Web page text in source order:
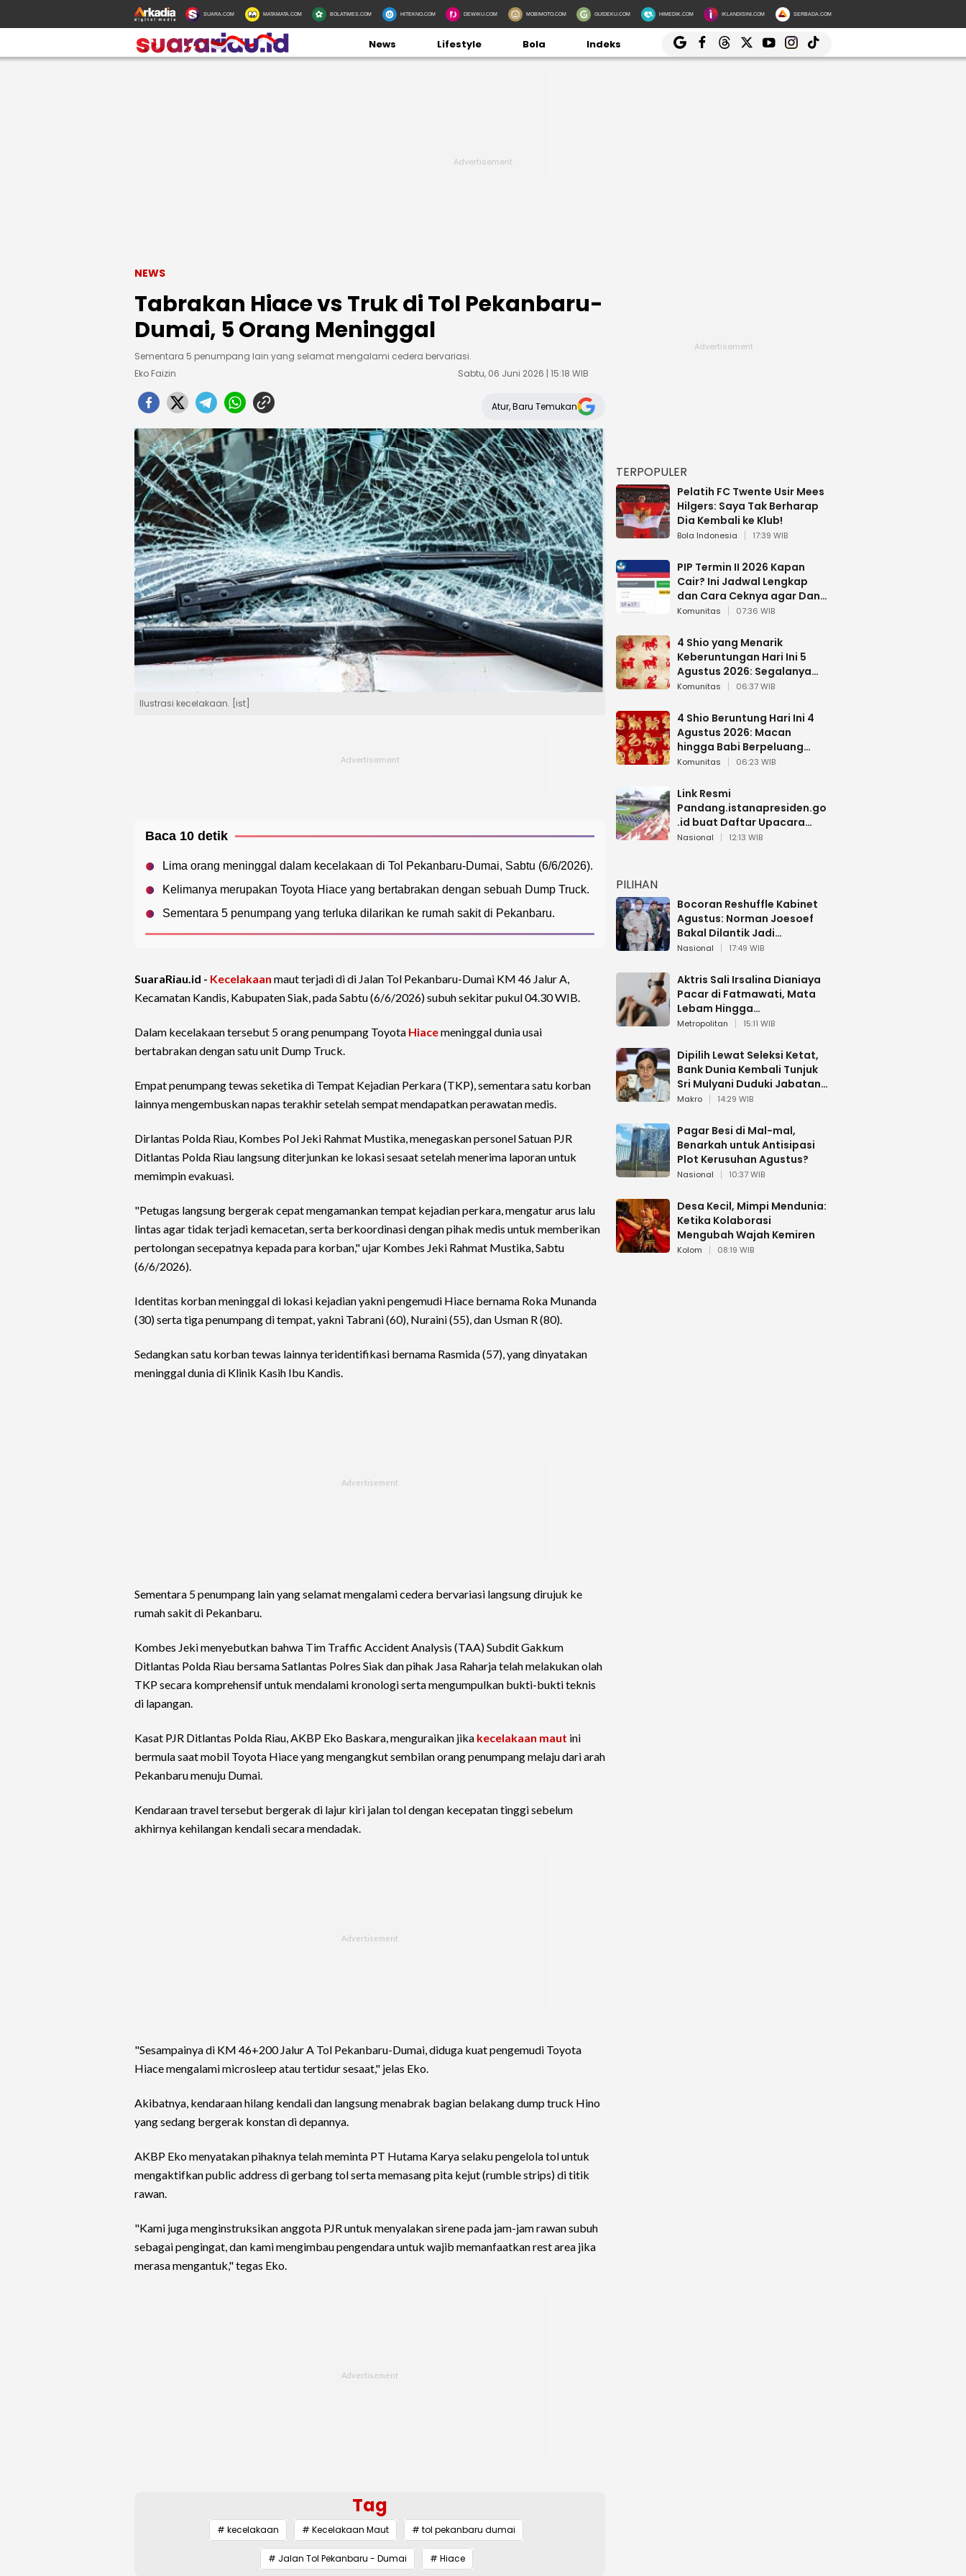
SUARA.COM MATAMATA.COM BOLATIMES.COM HITEKNO.COM DEWIKU.COM MOBIMOTO.COM GUIDEKU.COM HIMEDIK.COM IKLANDISINI.COM SERBADA.COM
News Lifestyle Bola Indeks
NEWS
Tabrakan Hiace vs Truk di Tol Pekanbaru-
Dumai, 5 Orang Meninggal
Sementara 5 penumpang lain yang selamat mengalami cedera bervariasi.
Eko Faizin
Sabtu, 06 Juni 2026 | 15:18 WIB
Atur, Baru Temukan
Ilustrasi kecelakaan. [ist]
Baca 10 detik
Lima orang meninggal dalam kecelakaan di Tol Pekanbaru-Dumai, Sabtu (6/6/2026).
Kelimanya merupakan Toyota Hiace yang bertabrakan dengan sebuah Dump Truck.
Sementara 5 penumpang yang terluka dilarikan ke rumah sakit di Pekanbaru.
SuaraRiau.id - Kecelakaan maut terjadi di di Jalan Tol Pekanbaru-Dumai KM 46 Jalur A,
Kecamatan Kandis, Kabupaten Siak, pada Sabtu (6/6/2026) subuh sekitar pukul 04.30 WIB.
Dalam kecelakaan tersebut 5 orang penumpang Toyota Hiacemeninggal dunia usai
bertabrakan dengan satu unit Dump Truck.
Empat penumpang tewas seketika di Tempat Kejadian Perkara (TKP), sementara satu korban
lainnya mengembuskan napas terakhir setelah sempat mendapatkan perawatan medis.
Dirlantas Polda Riau, Kombes Pol Jeki Rahmat Mustika, menegaskan personel Satuan PJR
Ditlantas Polda Riau langsung diterjunkan ke lokasi sesaat setelah menerima laporan untuk
memimpin evakuasi.
"Petugas langsung bergerak cepat mengamankan tempat kejadian perkara, mengatur arus lalu
lintas agar tidak terjadi kemacetan, serta berkoordinasi dengan pihak medis untuk memberikan
pertolongan secepatnya kepada para korban," ujar Kombes Jeki Rahmat Mustika, Sabtu
(6/6/2026).
Identitas korban meninggal di lokasi kejadian yakni pengemudi Hiace bernama Roka Munanda
(30) serta tiga penumpang di tempat, yakni Tabrani (60), Nuraini (55), dan Usman R (80).
Sedangkan satu korban tewas lainnya teridentifikasi bernama Rasmida (57), yang dinyatakan
meninggal dunia di Klinik Kasih Ibu Kandis.
Sementara 5 penumpang lain yang selamat mengalami cedera bervariasi langsung dirujuk ke
rumah sakit di Pekanbaru.
Kombes Jeki menyebutkan bahwa Tim Traffic Accident Analysis (TAA) Subdit Gakkum
Ditlantas Polda Riau bersama Satlantas Polres Siak dan pihak Jasa Raharja telah melakukan olah
TKP secara komprehensif untuk mendalami kronologi serta mengumpulkan bukti-bukti teknis
di lapangan.
Kasat PJR Ditlantas Polda Riau, AKBP Eko Baskara, menguraikan jika kecelakaan maut ini
bermula saat mobil Toyota Hiace yang mengangkut sembilan orang penumpang melaju dari arah
Pekanbaru menuju Dumai.
Kendaraan travel tersebut bergerak di lajur kiri jalan tol dengan kecepatan tinggi sebelum
akhirnya kehilangan kendali secara mendadak.
"Sesampainya di KM 46+200 Jalur A Tol Pekanbaru-Dumai, diduga kuat pengemudi Toyota
Hiace mengalami microsleep atau tertidur sesaat," jelas Eko.
Akibatnya, kendaraan hilang kendali dan langsung menabrak bagian belakang dump truck Hino
yang sedang bergerak konstan di depannya.
AKBP Eko menyatakan pihaknya telah meminta PT Hutama Karya selaku pengelola tol untuk
mengaktifkan public address di gerbang tol serta memasang pita kejut (rumble strips) di titik
rawan.
"Kami juga menginstruksikan anggota PJR untuk menyalakan sirene pada jam-jam rawan subuh
sebagai pengingat, dan kami mengimbau pengendara untuk wajib memanfaatkan rest area jika
merasa mengantuk," tegas Eko.
Tag
# kecelakaan # Kecelakaan Maut # tol pekanbaru dumai
# Jalan Tol Pekanbaru - Dumai # Hiace
TERPOPULER
Pelatih FC Twente Usir Mees
Hilgers: Saya Tak Berharap
Dia Kembali ke Klub!
Bola Indonesia 17:39 WIB
PIP Termin II 2026 Kapan
Cair? Ini Jadwal Lengkap
dan Cara Ceknya agar Dana
Tidak Hangus!
Komunitas 07:36 WIB
4 Shio yang Menarik
Keberuntungan Hari Ini 5
Agustus 2026: Segalanya
Berjalan Lancar
Komunitas 06:37 WIB
4 Shio Beruntung Hari Ini 4
Agustus 2026: Macan
hingga Babi Berpeluang
Dapat Kabar Baik
Komunitas 06:23 WIB
Link Resmi
Pandang.istanapresiden.go
.id buat Daftar Upacara
Bendera HUT RI di Istana
Nasional 12:13 WIB
PILIHAN
Bocoran Reshuffle Kabinet
Agustus: Norman Joesoef
Bakal Dilantik Jadi
Wamenhan RI
Nasional 17:49 WIB
Aktris Sali Irsalina Dianiaya
Pacar di Fatmawati, Mata
Lebam Hingga
Diselamatkan Polantas
Metropolitan 15:11 WIB
Dipilih Lewat Seleksi Ketat,
Bank Dunia Kembali Tunjuk
Sri Mulyani Duduki Jabatan
Strategis
Makro 14:29 WIB
Pagar Besi di Mal-mal,
Benarkah untuk Antisipasi
Plot Kerusuhan Agustus?
Nasional 10:37 WIB
Desa Kecil, Mimpi Mendunia:
Ketika Kolaborasi
Mengubah Wajah Kemiren
Kolom 08:19 WIB